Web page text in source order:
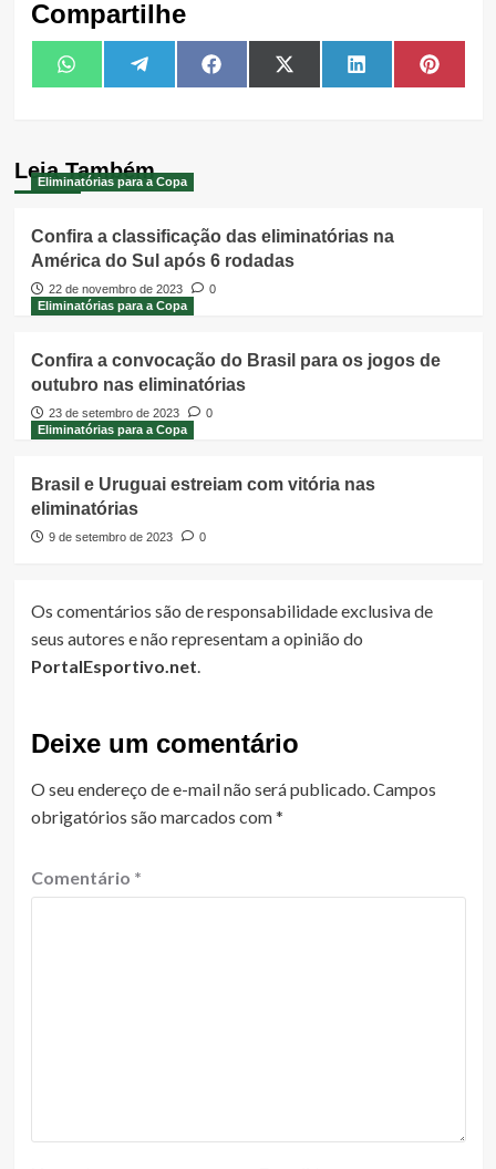
Compartilhe
Share
on
WhatsAppShare
on
TelegramShare
on
FacebookShare
on
X
(Twitter)
Share
on
LinkedIn Share
on
Leia Também
Eliminatórias para a Copa
Confira a classificação das eliminatórias na
América do Sul após 6 rodadas
22 de novembro de 2023
0
Eliminatórias para a Copa
Confira a convocação do Brasil para os jogos de
outubro nas eliminatórias
23 de setembro de 2023
0
Eliminatórias para a Copa
Brasil e Uruguai estreiam com vitória nas
eliminatórias
9 de setembro de 2023 0
Os comentários são de responsabilidade exclusiva de
seus autores e não representam a opinião do
PortalEsportivo.net.
Deixe um comentário
O seu endereço de e-mail não será publicado.Campos
obrigatórios são marcados com*
Comentário *